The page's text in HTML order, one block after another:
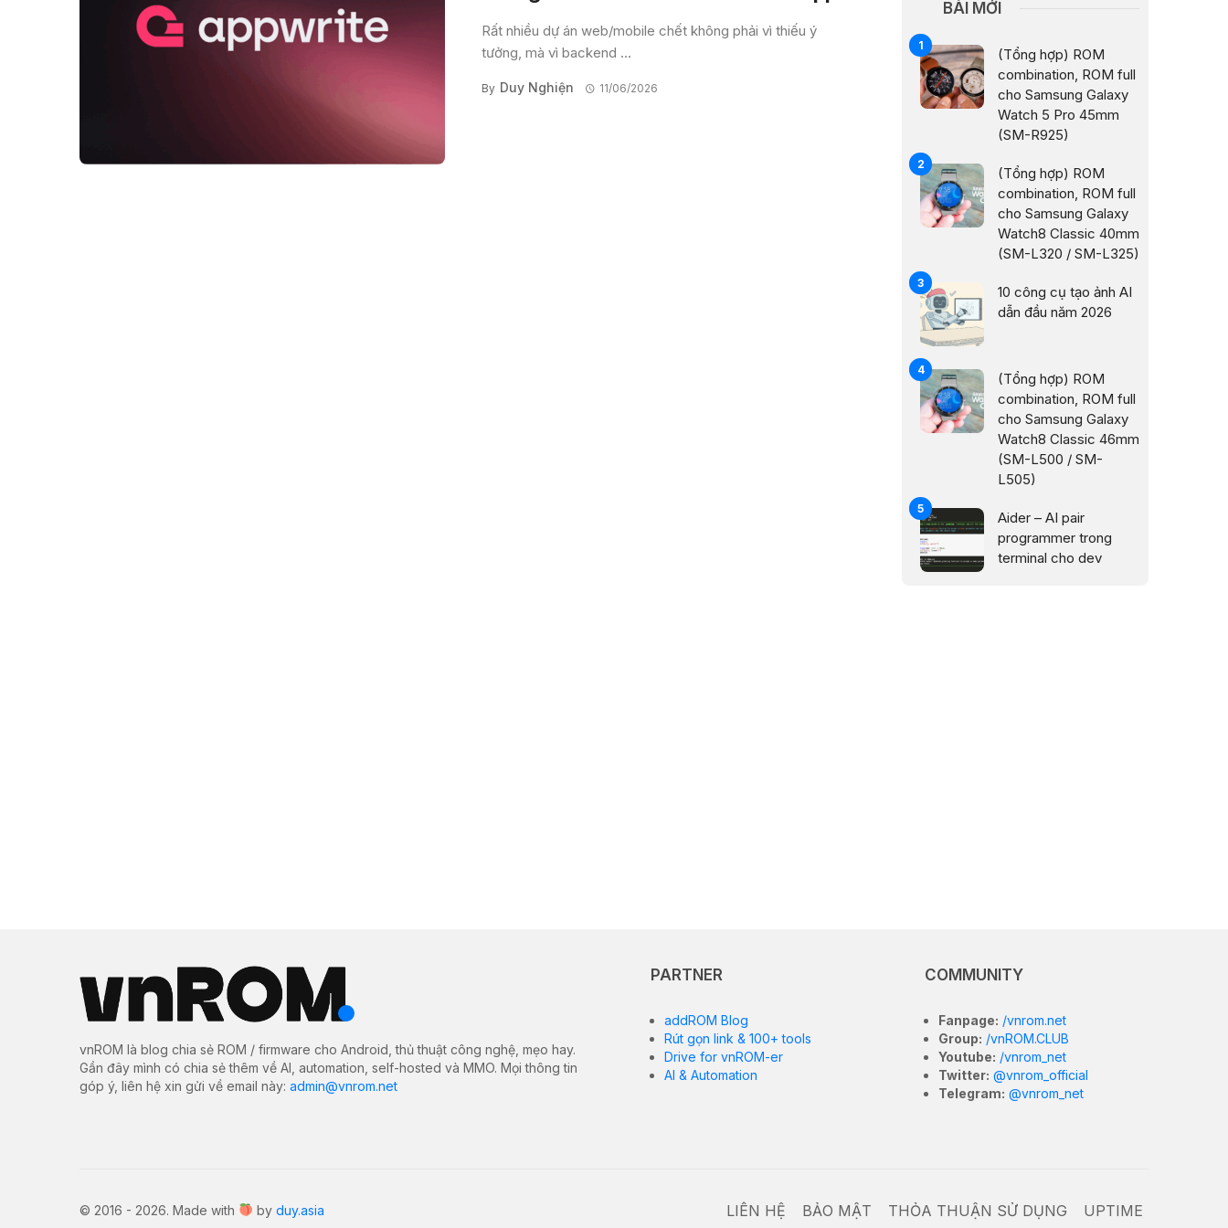
Rất nhiều dự án web/mobile chết không phải vì thiếu ý
tưởng, mà vì backend ...
By Duy Nghiện 11/06/2026
BÀI MỚI
(Tổng hợp) ROM
combination, ROM full
cho Samsung Galaxy
Watch 5 Pro 45mm
(SM-R925)
(Tổng hợp) ROM
combination, ROM full
cho Samsung Galaxy
Watch8 Classic 40mm
(SM-L320 / SM-L325)
10 công cụ tạo ảnh AI
dẫn đầu năm 2026
(Tổng hợp) ROM
combination, ROM full
cho Samsung Galaxy
Watch8 Classic 46mm
(SM-L500 / SM-
L505)
Aider – AI pair
programmer trong
terminal cho dev
vnROM là blog chia sẻ ROM / firmware cho Android, thủ thuật công nghệ, mẹo hay.
Gần đây mình có chia sẻ thêm về AI, automation, self-hosted và MMO. Mọi thông tin
góp ý, liên hệ xin gửi về email này: admin@vnrom.net
PARTNER
addROM Blog
Rút gọn link & 100+ tools
Drive for vnROM-er
AI & Automation
COMMUNITY
Fanpage: /vnrom.net
Group: /vnROM.CLUB
Youtube: /vnrom_net
Twitter: @vnrom_official
Telegram: @vnrom_net
© 2016 - 2026. Made with by duy.asia LIÊN HỆ BẢO MẬT THỎA THUẬN SỬ DỤNG UPTIME